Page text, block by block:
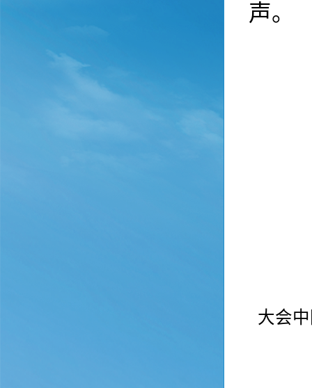
声。
大会